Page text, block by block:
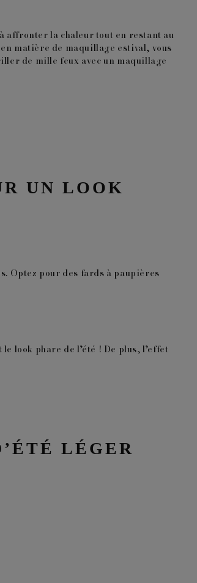
affronter la chaleur tout en restant au
matière de maquillage estival, vous
de mille feux avec un maquillage
UN LOOK
Optez pour des fards à paupières
look phare de l’été ! De plus, l’effet
LÉGER